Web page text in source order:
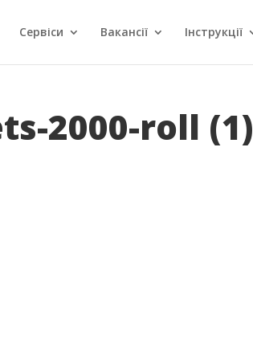
Сервіси Вакансії Інструкції
2000-roll (1)